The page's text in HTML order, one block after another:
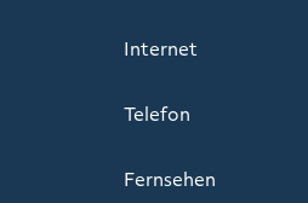
Internet
Telefon
Fernsehen